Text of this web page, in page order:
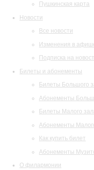
Пушкинская карта
Новости
Все новости
Изменения в
Подписка на
Билеты и абонементы
Билеты Большого
Абонементы
Билеты Малого
Абонементы
Как купить билет
Абонементы
О филармонии